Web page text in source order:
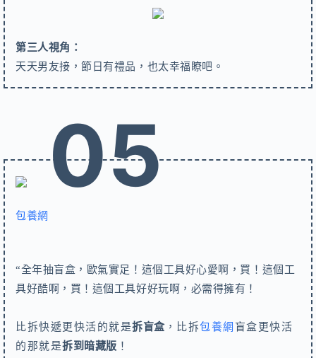
第三人視角：
天天男友接，節日有禮品，也太幸福瞭吧。
05
包養網
“全年抽盲盒，歐氣實足！這個工具好心愛啊，買！這個工
具好酷啊，買！這個工具好好玩啊，必需得擁有！
比拆快遞更快活的就是拆盲盒，比拆包養網 盲盒更快活
的那就是拆到暗藏版 ！